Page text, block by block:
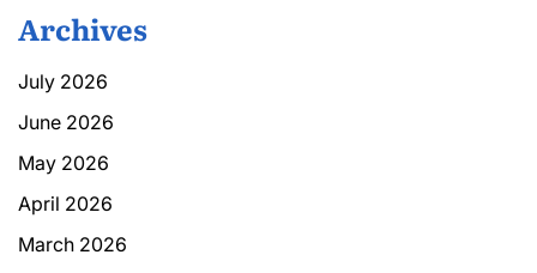
Archives
July 2026
June 2026
May 2026
April 2026
March 2026